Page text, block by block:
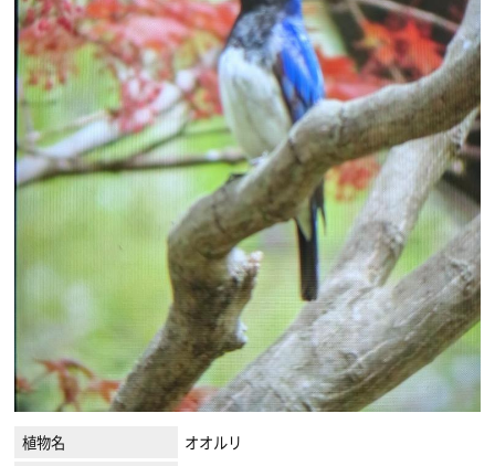
植物名
オオルリ